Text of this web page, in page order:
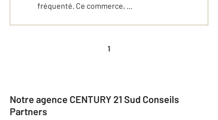
fréquenté. Ce commerce, ...
1
Notre agence CENTURY 21 Sud Conseils
Partners